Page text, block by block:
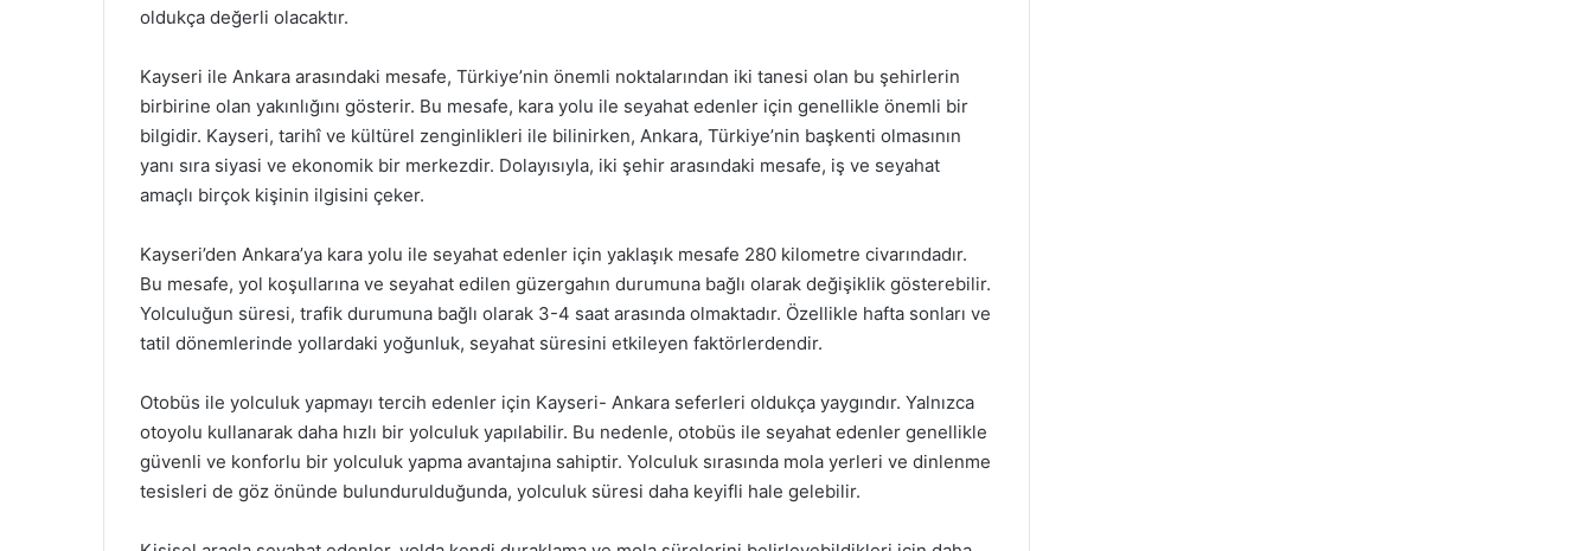
oldukça değerli olacaktır.
Kayseri ile Ankara arasındaki mesafe, Türkiye’nin önemli noktalarından iki tanesi olan bu şehirlerin
birbirine olan yakınlığını gösterir. Bu mesafe, kara yolu ile seyahat edenler için genellikle önemli bir
bilgidir. Kayseri, tarihî ve kültürel zenginlikleri ile bilinirken, Ankara, Türkiye’nin başkenti olmasının
yanı sıra siyasi ve ekonomik bir merkezdir. Dolayısıyla, iki şehir arasındaki mesafe, iş ve seyahat
amaçlı birçok kişinin ilgisini çeker.
Kayseri’den Ankara’ya kara yolu ile seyahat edenler için yaklaşık mesafe 280 kilometre civarındadır.
Bu mesafe, yol koşullarına ve seyahat edilen güzergahın durumuna bağlı olarak değişiklik gösterebilir.
Yolculuğun süresi, trafik durumuna bağlı olarak 3-4 saat arasında olmaktadır. Özellikle hafta sonları ve
tatil dönemlerinde yollardaki yoğunluk, seyahat süresini etkileyen faktörlerdendir.
Otobüs ile yolculuk yapmayı tercih edenler için Kayseri- Ankara seferleri oldukça yaygındır. Yalnızca
otoyolu kullanarak daha hızlı bir yolculuk yapılabilir. Bu nedenle, otobüs ile seyahat edenler genellikle
güvenli ve konforlu bir yolculuk yapma avantajına sahiptir. Yolculuk sırasında mola yerleri ve dinlenme
tesisleri de göz önünde bulundurulduğunda, yolculuk süresi daha keyifli hale gelebilir.